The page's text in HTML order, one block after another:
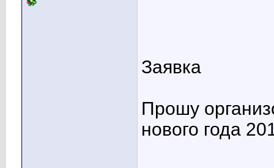
Заявка
Прошу
нового года